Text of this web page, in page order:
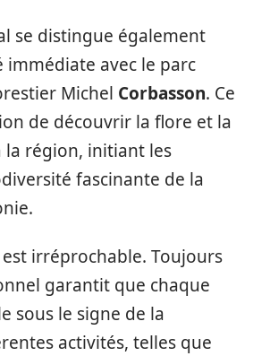
se distingue également
avec le parc
Michel Corbasson. Ce
de découvrir la flore et la
la région, initiant les
fascinante de la
irréprochable. Toujours
garantit que chaque
sous le signe de la
activités, telles que